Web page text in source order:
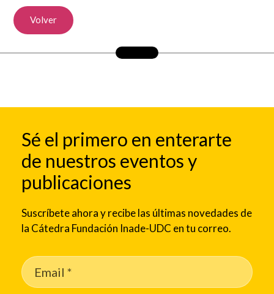
Volver
Sé el primero en enterarte
de nuestros eventos y
publicaciones
Suscríbete ahora y recibe las últimas novedades de
la Cátedra Fundación Inade-UDC en tu correo.